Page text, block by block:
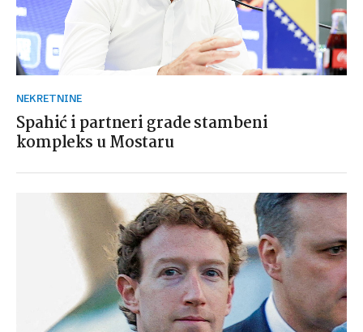
NEKRETNINE
Spahić i partneri grade stambeni
kompleks u Mostaru